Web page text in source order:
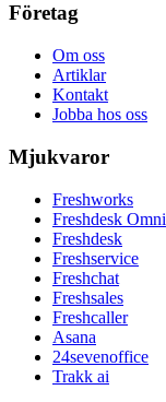
Företag
Om oss
Artiklar
Kontakt
Jobba hos oss
Mjukvaror
Freshworks
Freshdesk Omni
Freshdesk
Freshservice
Freshchat
Freshsales
Freshcaller
Asana
24sevenoffice
Trakk ai